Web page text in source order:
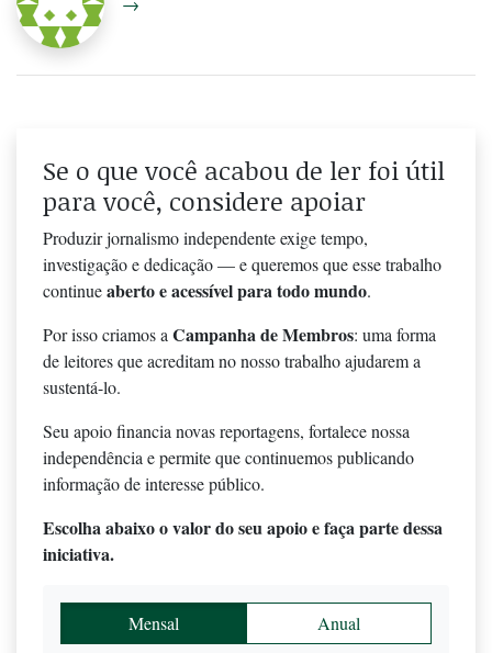
Se o que você acabou de ler foi útil
para você, considere apoiar
Produzir jornalismo independente exige tempo,
investigação e dedicação — e queremos que esse trabalho
continueaberto e acessível para todo mundo.
Por isso criamos a Campanha de Membros: uma forma
de leitores que acreditam no nosso trabalho ajudarem a
sustentá-lo.
Seu apoio financia novas reportagens, fortalece nossa
independência e permite que continuemos publicando
informação de interesse público.
Escolha abaixo o valor do seu apoio e faça parte dessa
iniciativa.
Mensal Anual